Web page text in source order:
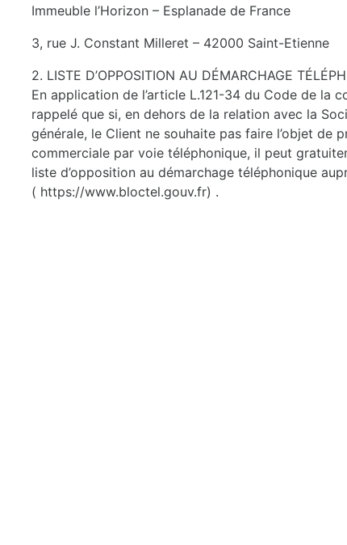
Immeuble l’Horizon – Esplanade de France
3, rue J. Constant Milleret – 42000 Saint-Etienne
2. LISTE D’OPPOSITION AU DÉMARCHAGE
En application de l’article L.121-34 du Code de la
rappelé que si, en dehors de la relation avec la
générale, le Client ne souhaite pas faire l’objet de
commerciale par voie téléphonique, il peut
liste d’opposition au démarchage téléphonique
( https://www.bloctel.gouv.fr) .